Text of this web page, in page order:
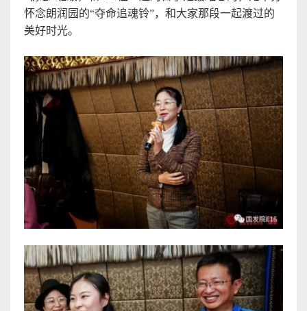
怀念朗润园的“夺命追魂铃”，和大家那段一起渡过的
美好时光。